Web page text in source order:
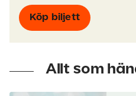
Köp biljett
Allt som